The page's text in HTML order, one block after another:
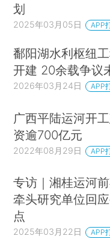
划
2025年03月05日 APP
鄱阳湖水利枢纽
开建 20余载争议
2026年03月24日 APP
广西平陆运河开
资逾700亿元
2022年08月29日 APP
专访｜湘桂运河
牵头研究单位回
点
2025年03月22日 APP